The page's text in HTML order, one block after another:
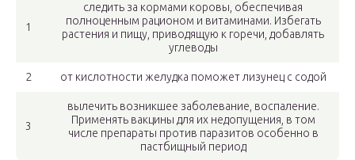
1
следить за кормами коровы, обеспечивая
полноценным рационом и витаминами. Избегать
растения и пищу, приводящую к горечи, добавлять
углеводы
2 от кислотности желудка поможет лизунец с содой
3
вылечить возникшее заболевание, воспаление.
Применять вакцины для их недопущения, в том
числе препараты против паразитов особенно в
пастбищный период